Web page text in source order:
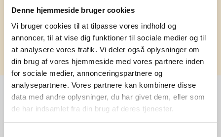
Denne hjemmeside bruger cookies
Vi bruger cookies til at tilpasse vores indhold og
annoncer, til at vise dig funktioner til sociale medier og til
at analysere vores trafik. Vi deler også oplysninger om
din brug af vores hjemmeside med vores partnere inden
for sociale medier, annonceringspartnere og
analysepartnere. Vores partnere kan kombinere disse
data med andre oplysninger, du har givet dem, eller som
de har indsamlet fra din brug af deres tjenester.
Tilmeld
Stærke